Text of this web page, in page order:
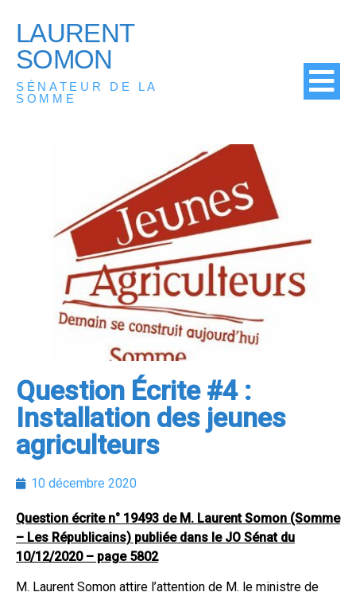
LAURENT
SOMON
SÉNATEUR DE LA
SOMME
Question Écrite #4 :
Installation des jeunes
agriculteurs
10 décembre 2020
Question écrite n° 19493 de M. Laurent Somon (Somme
– Les Républicains) publiée dans le JO Sénat du
10/12/2020 – page 5802
M. Laurent Somon attire l’attention de M. le ministre de